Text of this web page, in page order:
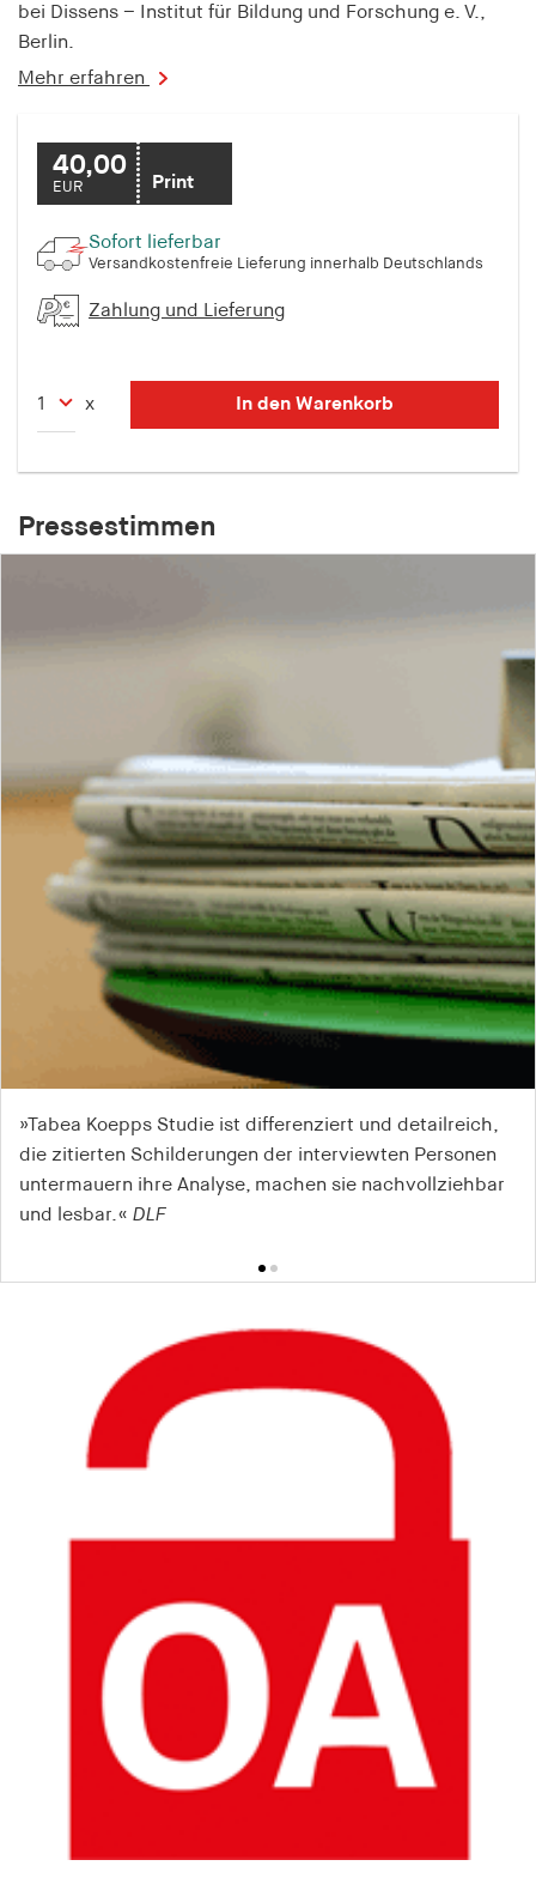
bei Dissens – Institut für Bildung und Forschung e. V.,
Berlin.
Mehr erfahren
40,00
EUR Print
Sofort lieferbar
Versandkostenfreie Lieferung innerhalb Deutschlands
Zahlung und Lieferung
x In den Warenkorb
Pressestimmen
»Tabea Koepps Studie ist differenziert und detailreich,
die zitierten Schilderungen der interviewten Personen
untermauern ihre Analyse, machen sie nachvollziehbar
und lesbar.« DLF
»Die Lektüre ist wichtig, aber entsprechend der
Schwere der Thematik nicht leicht zu ertragen, aber
trotzdem lohnend – man darf sich diesen Tatsachen
nicht verschließen.«